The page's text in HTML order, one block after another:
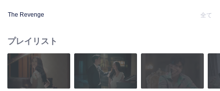
The Revenge 全て
プレイリスト